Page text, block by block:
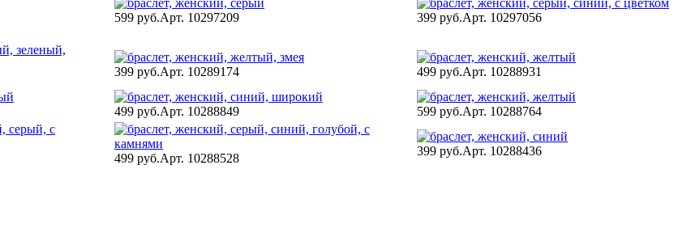
599 руб.Арт. 10297209 399 руб.Арт. 10297056
399 руб.Арт. 10289174 499 руб.Арт. 10288931
499 руб.Арт. 10288849 599 руб.Арт. 10288764
499 руб.Арт. 10288528
399 руб.Арт. 10288436